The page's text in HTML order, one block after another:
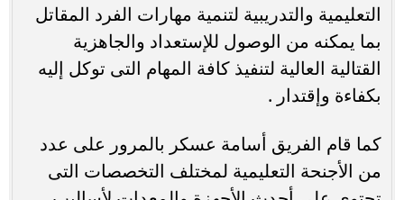
التعليمية والتدريبية لتنمية مهارات الفرد المقاتل
بما يمكنه من الوصول للإستعداد والجاهزية
القتالية العالية لتنفيذ كافة المهام التى توكل إليه
بكفاءة وإقتدار .
كما قام الفريق أسامة عسكر بالمرور على عدد
من الأجنحة التعليمية لمختلف التخصصات التى